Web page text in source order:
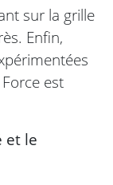
sur la grille
Enfin,
est
et le